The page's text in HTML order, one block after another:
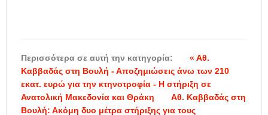
Περισσότερα σε αυτή την κατηγορία:
« Αθ.
Καββαδάς στη Βουλή - Αποζημιώσεις άνω των 210
εκατ. ευρώ για την κτηνοτροφία - Η στήριξη σε
Ανατολική Μακεδονία και Θράκη
Αθ. Καββαδάς στη
Βουλή: Ακόμη δυο μέτρα στήριξης για τους